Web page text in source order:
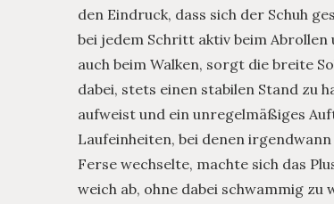
den Eindruck, dass sich der Schuh
bei jedem Schritt aktiv beim
auch beim Walken, sorgt die breite
dabei, stets einen stabilen Stand zu
aufweist und ein unregelmäßiges
Laufeinheiten, bei denen
Ferse wechselte, machte sich das
weich ab, ohne dabei schwammig